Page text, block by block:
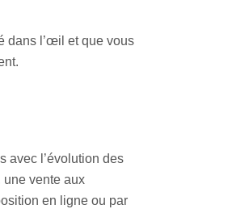
dans l’œil et que vous
avec l’évolution des
une vente aux
en ligne ou par